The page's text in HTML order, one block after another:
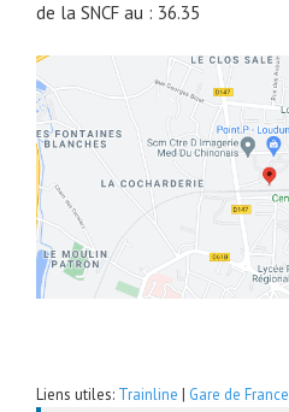
de la SNCF au : 36.35
Liens utiles: Trainline | Gare de France